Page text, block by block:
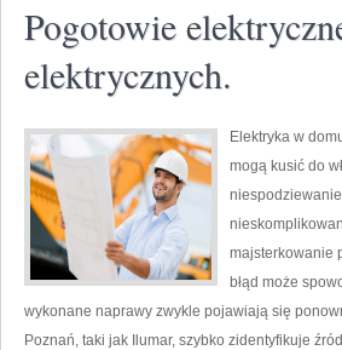
Pogotowie
elektrycznych.
Elektryka w
mogą kusić do
majsterkowanie
błąd może
wykonane naprawy zwykle pojawiają się
Poznań, taki jak Ilumar, szybko zidentyfikuje